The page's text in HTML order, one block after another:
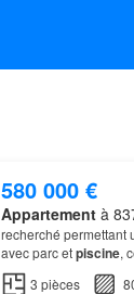
580 000 €
Appartementà
recherché permettant
avec parc etpiscine,
l'appartement dispose
3 pièces